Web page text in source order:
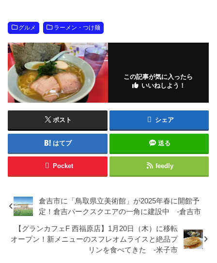
グルメ ラーメン・つけ麺
この記事が気に入ったら
いいねしよう！
ポスト シェア
はてブ 送る
Pocket feedly
倉吉市に「鳥取県立美術館」が2025年春に開館予
定！倉吉パークスクエアの一角に建設中 -倉吉市
【グランカフェF 西福原店】1月20日（木）に移転
オープン！新メニューのスフレオムライスと絶品プ
リンを食べてきた -米子市